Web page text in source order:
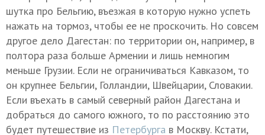
шутка про Бельгию, въезжая в которую нужно успеть
нажать на тормоз, чтобы ее не проскочить. Но совсем
другое дело Дагестан: по территории он, например, в
полтора раза больше Армении и лишь немногим
меньше Грузии. Если не ограничиваться Кавказом, то
он крупнее Бельгии, Голландии, Швейцарии, Словакии.
Если въехать в самый северный район Дагестана и
добраться до самого южного, то по расстоянию это
будет путешествие из Петербурга в Москву. Кстати,